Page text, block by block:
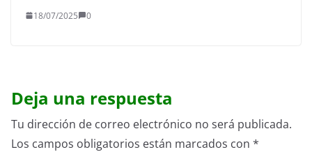
18/07/2025 0
Deja una respuesta
Tu dirección de correo electrónico no será publicada.
Los campos obligatorios están marcados con *